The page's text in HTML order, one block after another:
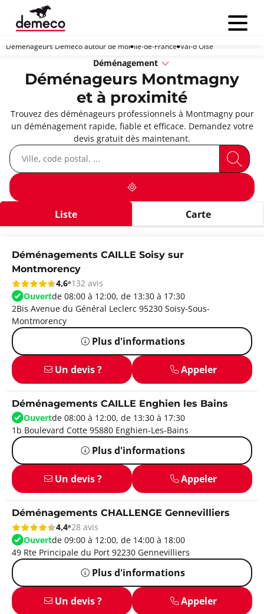
Menu
Déménageurs Demeco autour de moi Île-de-France Val-d'Oise
Déménagement
Déménageurs Montmagny
et à proximité
Trouvez des déménageurs professionnels à Montmagny pour
un déménagement rapide, fiable et efficace. Demandez votre
devis gratuit dès maintenant.
Liste Carte
Déménagements CAILLE Soisy sur
Montmorency
4,6 132 avis
Ouvertde 08:00 à 12:00, de 13:30 à 17:30
2Bis Avenue du Général Leclerc 95230 Soisy-Sous-
Montmorency
Plus d'informations
Un devis ? Appeler
Déménagements CAILLE Enghien les Bains
Ouvertde 08:00 à 12:00, de 13:30 à 17:30
1b Boulevard Cotte 95880 Enghien-Les-Bains
Plus d'informations
Un devis ? Appeler
Déménagements CHALLENGE Gennevilliers
4,4 28 avis
Ouvertde 09:00 à 12:00, de 14:00 à 18:00
49 Rte Principale du Port 92230 Gennevilliers
Plus d'informations
Un devis ? Appeler